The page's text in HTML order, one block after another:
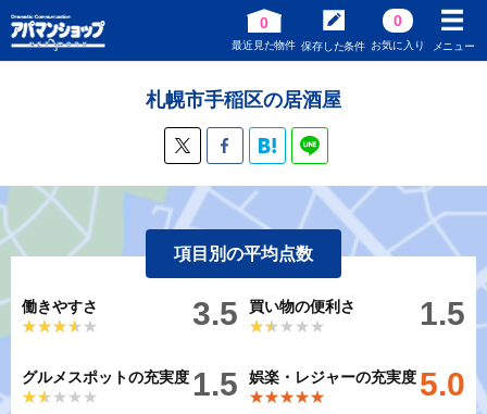
0
最近見た物件 保存した条件
0
お気に入り メニュー
札幌市手稲区の居酒屋
項目別の平均点数
働きやすさ
★★★★★
★★★★★ 3.5
買い物の便利さ
★★★★★
★★★★★ 1.5
グルメスポットの充実度
★★★★★
★★★★★ 1.5
娯楽・レジャーの充実度
★★★★★
★★★★★ 5.0